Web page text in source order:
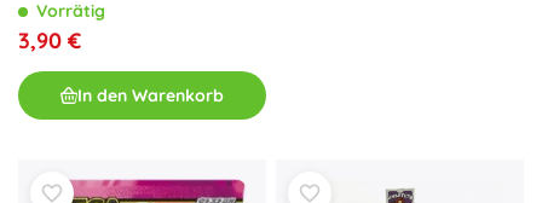
Vorrätig
3,90 €
In den Warenkorb